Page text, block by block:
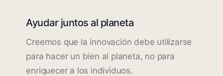
Ayudar juntos al planeta
Creemos que la innovación debe utilizarse
para hacer un bien al planeta, no para
enriquecer a los individuos.